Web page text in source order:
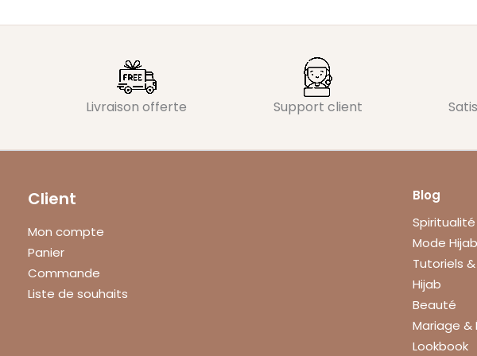
Livraison offerte Support client
Client
Mon compte
Panier
Commande
Liste de souhaits
Blog
Spiritualité
Mode Hijab
Tutoriels
Hijab
Beauté
Mariage &
Lookbook